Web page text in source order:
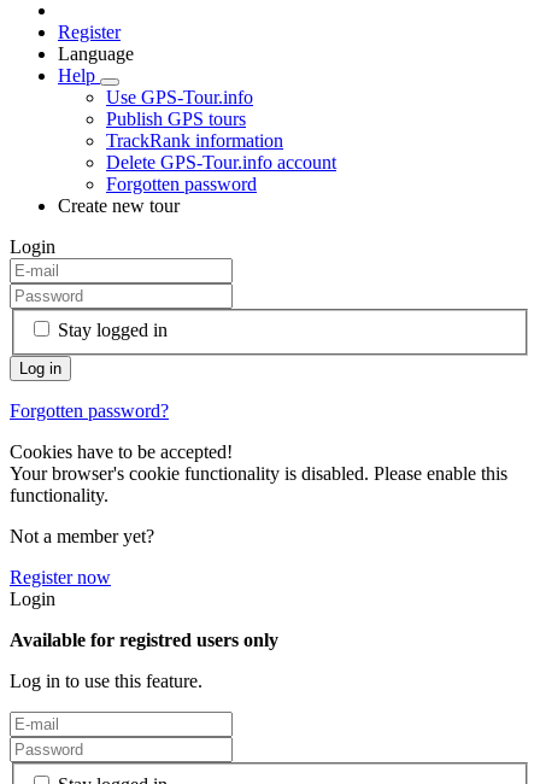
Register
Language
Help
Use GPS-Tour.info
Publish GPS tours
TrackRank information
Delete GPS-Tour.info account
Forgotten password
Create new tour
Login
Stay logged in
Forgotten password?
Cookies have to be accepted!
Your browser's cookie functionality is disabled. Please enable this
functionality.
Not a member yet?
Register now
Login
Available for registred users only
Log in to use this feature.